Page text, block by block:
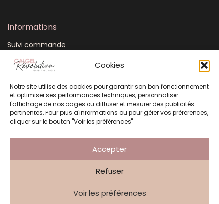
Cookies
Notre site utilise des cookies pour garantir son bon fonctionnement
et optimiser ses performances techniques, personnaliser
l'affichage de nos pages ou diffuser et mesurer des publicités
pertinentes. Pour plus d'informations ou pour gérer vos préférences,
cliquer sur le bouton "Voir les préférences"
Accepter
Refuser
Voir les préférences
Informations
Suivi commande
Mon compte
CGV
FAQ
Plan du site
Mentions légales